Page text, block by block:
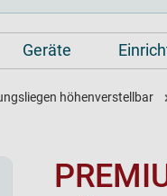
Geräte
höhenverstellbar